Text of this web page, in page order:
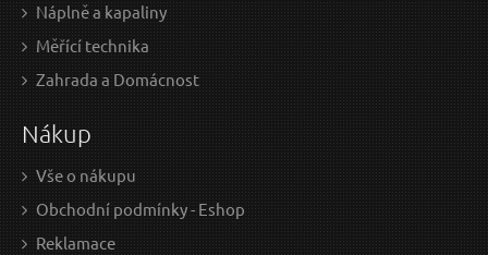
Náplně a kapaliny
Měřící technika
Zahrada a Domácnost
Nákup
Vše o nákupu
Obchodní podmínky - Eshop
Reklamace